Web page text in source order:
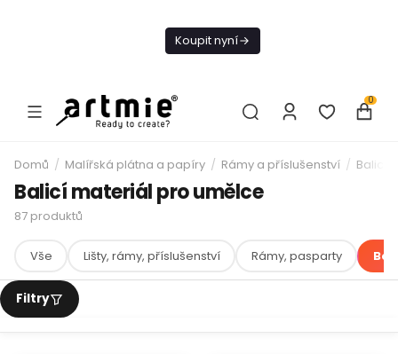
Koupit nyní
0
Domů / Malířská plátna a papíry / Rámy a příslušenství / Balicí
Balicí materiál pro umělce
87 produktů
Vše Lišty, rámy, příslušenství Rámy, pasparty